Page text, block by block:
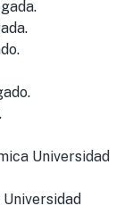
Universidad